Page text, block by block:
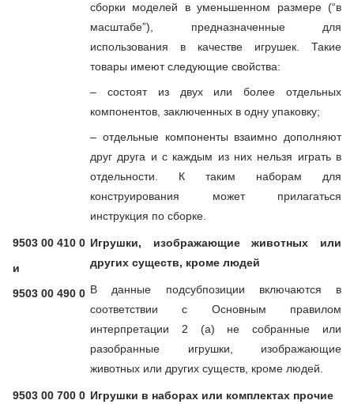
сборки моделей в уменьшенном размере (“в
масштабе”), предназначенные для
использования в качестве игрушек. Такие
товары имеют следующие свойства:
– состоят из двух или более отдельных
компонентов, заключенных в одну упаковку;
– отдельные компоненты взаимно дополняют
друг друга и с каждым из них нельзя играть в
отдельности. К таким наборам для
конструирования может прилагаться
инструкция по сборке.
9503 00 410 0
и
9503 00 490 0
Игрушки, изображающие животных или
других существ, кроме людей
В данные подсубпозиции включаются в
соответствии с Основным правилом
интерпретации 2 (а) не собранные или
разобранные игрушки, изображающие
животных или других существ, кроме людей.
9503 00 700 0 Игрушки в наборах или комплектах прочие